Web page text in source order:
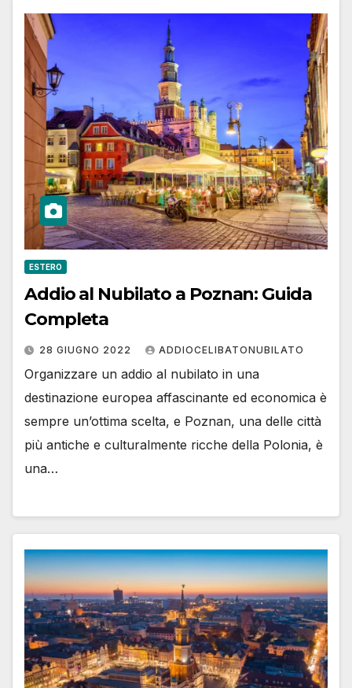
ESTERO
Addio al Nubilato a Poznan: Guida
Completa
28 GIUGNO 2022 ADDIOCELIBATONUBILATO
Organizzare un addio al nubilato in una
destinazione europea affascinante ed economica è
sempre un’ottima scelta, e Poznan, una delle città
più antiche e culturalmente ricche della Polonia, è
una…